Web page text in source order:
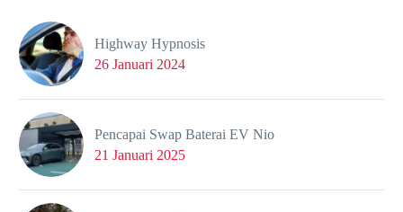
Highway Hypnosis
26 Januari 2024
Pencapai Swap Baterai EV Nio
21 Januari 2025